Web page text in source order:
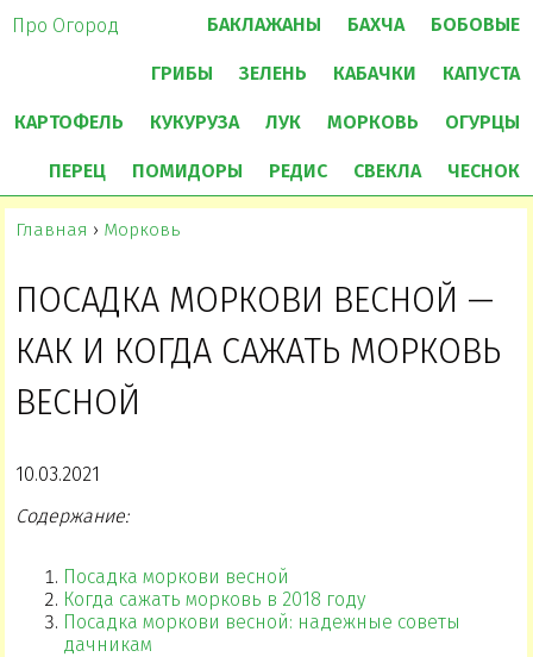
Про Огород БАКЛАЖАНЫ БАХЧА БОБОВЫЕ
ГРИБЫ ЗЕЛЕНЬ КАБАЧКИ КАПУСТА
КАРТОФЕЛЬ КУКУРУЗА ЛУК МОРКОВЬ ОГУРЦЫ
ПЕРЕЦ ПОМИДОРЫ РЕДИС СВЕКЛА ЧЕСНОК
Главная › Морковь
ПОСАДКА МОРКОВИ ВЕСНОЙ —
КАК И КОГДА САЖАТЬ МОРКОВЬ
ВЕСНОЙ
10.03.2021
Содержание:
Посадка моркови весной
Когда сажать морковь в 2018 году
Посадка моркови весной: надежные советы
дачникам